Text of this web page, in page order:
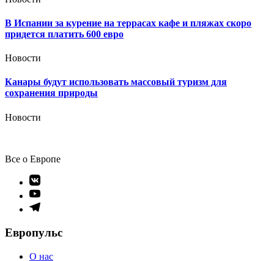
В Испании за курение на террасах кафе и пляжах скоро
придется платить 600 евро
Новости
Канары будут использовать массовый туризм для
сохранения природы
Новости
Все о Европе
Элемент
меню
Элемент
меню
Элемент
Европульс
О нас